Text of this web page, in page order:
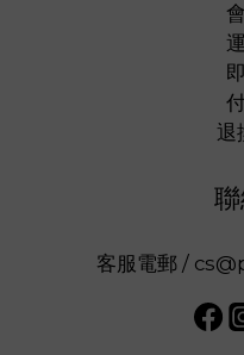
退
客服電郵 /